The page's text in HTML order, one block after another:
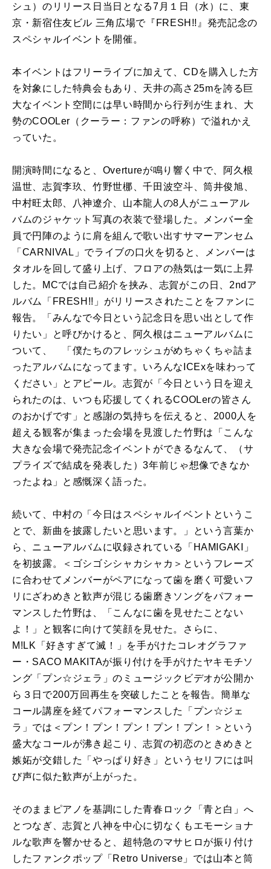
シュ）のリリース日当日となる7月１日（水）に、東
京・新宿住友ビル 三角広場で『FRESH!!』発売記念の
スペシャルイベントを開催。
本イベントはフリーライブに加えて、CDを購入した方
を対象にした特典会もあり、天井の高さ25mを誇る巨
大なイベント空間には早い時間から行列が生まれ、大
勢のCOOLer（クーラー：ファンの呼称）で溢れかえ
っていた。
開演時間になると、Overtureが鳴り響く中で、阿久根
温世、志賀李玖、竹野世梛、千田波空斗、筒井俊旭、
中村旺太郎、八神遼介、山本龍人の8人がニューアル
バムのジャケット写真の衣装で登場した。メンバー全
員で円陣のように肩を組んで歌い出すサマーアンセム
「CARNIVAL」でライブの口火を切ると、メンバーは
タオルを回して盛り上げ、フロアの熱気は一気に上昇
した。MCでは自己紹介を挟み、志賀がこの日、2ndア
ルバム「FRESH!!」がリリースされたことをファンに
報告。「みんなで今日という記念日を思い出として作
りたい」と呼びかけると、阿久根はニューアルバムに
ついて、 「僕たちのフレッシュがめちゃくちゃ詰ま
ったアルバムになってます。いろんなICExを味わって
ください」とアピール。志賀が「今日という日を迎え
られたのは、いつも応援してくれるCOOLerの皆さん
のおかげです」と感謝の気持ちを伝えると、2000人を
超える観客が集まった会場を見渡した竹野は「こんな
大きな会場で発売記念イベントができるなんて、（サ
プライズで結成を発表した）3年前じゃ想像できなか
ったよね」と感慨深く語った。
続いて、中村の「今日はスペシャルイベントというこ
とで、新曲を披露したいと思います。」という言葉か
ら、ニューアルバムに収録されている「HAMIGAKI」
を初披露。＜ゴシゴシシャカシャカ＞というフレーズ
に合わせてメンバーがペアになって歯を磨く可愛いフ
リにざわめきと歓声が混じる歯磨きソングをパフォー
マンスした竹野は、「こんなに歯を見せたことない
よ！」と観客に向けて笑顔を見せた。さらに、
M!LK「好きすぎて滅！」を手がけたコレオグラファ
ー・SACO MAKITAが振り付けを手がけたヤキモチソ
ング「プン☆ジェラ」のミュージックビデオが公開か
ら３日で200万回再生を突破したことを報告。簡単な
コール講座を経てパフォーマンスした「プン☆ジェ
ラ」では＜プン！プン！プン！プン！プン！＞という
盛大なコールが沸き起こり、志賀の初恋のときめきと
嫉妬が交錯した「やっぱり好き」というセリフには叫
び声に似た歓声が上がった。
そのままピアノを基調にした青春ロック「青と白」へ
とつなぎ、志賀と八神を中心に切なくもエモーショナ
ルな歌声を響かせると、超特急のマサヒロが振り付け
したファンクポップ「Retro Universe」では山本と筒